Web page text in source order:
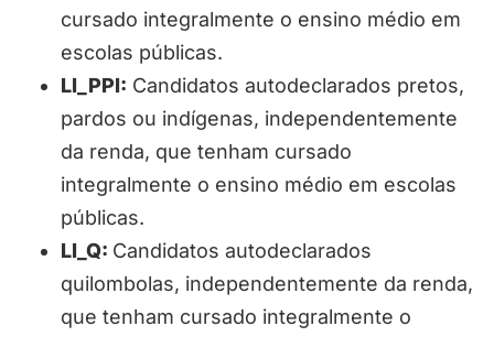
cursado integralmente o ensino médio em
escolas públicas.
LI_PPI: Candidatos autodeclarados pretos,
pardos ou indígenas, independentemente
da renda, que tenham cursado
integralmente o ensino médio em escolas
públicas.
LI_Q: Candidatos autodeclarados
quilombolas, independentemente da renda,
que tenham cursado integralmente o